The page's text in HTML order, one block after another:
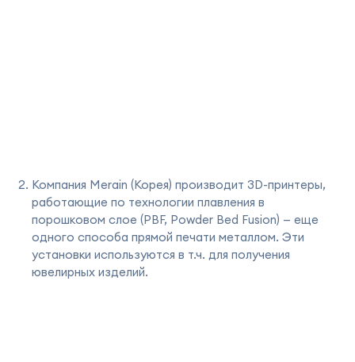
Компания Merain (Корея) производит 3D-принтеры,
работающие по технологии плавления в
порошковом слое (PBF, Powder Bed Fusion) — еще
одного способа прямой печати металлом. Эти
установки используются в т.ч. для получения
ювелирных изделий.